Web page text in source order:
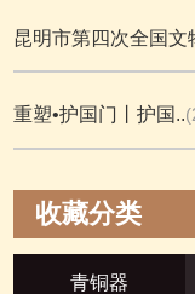
昆明市第四次全国文
重塑•护国门丨护国..
收藏分类
青铜器